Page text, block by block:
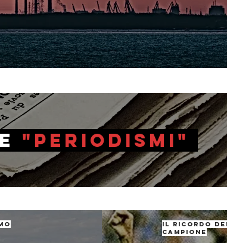
"periodismi"
il ricordo
campione